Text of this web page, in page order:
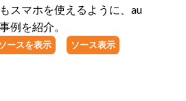
サインイン
スマホを使えるように、au
例を紹介。
ースを表示 ソース表示